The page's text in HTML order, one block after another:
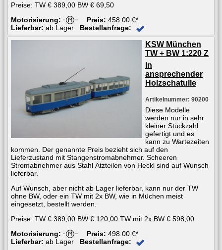
Preise: TW € 389,00 BW € 69,50
Motorisierung:
Preis: 458.00 €*
Lieferbar: ab Lager Bestellanfrage:
KSW München
TW + BW 1:220 Z
In
ansprechender
Holzschatulle
Artikelnummer: 90200
Diese Modelle
werden nur in sehr
kleiner Stückzahl
gefertigt und es
kann zu Wartezeiten
kommen. Der genannte Preis bezieht sich auf den
Lieferzustand mit Stangenstromabnehmer. Scheeren
Stromabnehmer aus Stahl Ätzteilen von Heckl sind auf Wunsch
lieferbar.
Auf Wunsch, aber nicht ab Lager lieferbar, kann nur der TW
ohne BW, oder ein TW mit 2x BW, wie in Müchen meist
eingesetzt, bestellt werden.
Preise: TW € 389,00 BW € 120,00 TW mit 2x BW € 598,00
Motorisierung:
Preis: 498.00 €*
Lieferbar: ab Lager Bestellanfrage: